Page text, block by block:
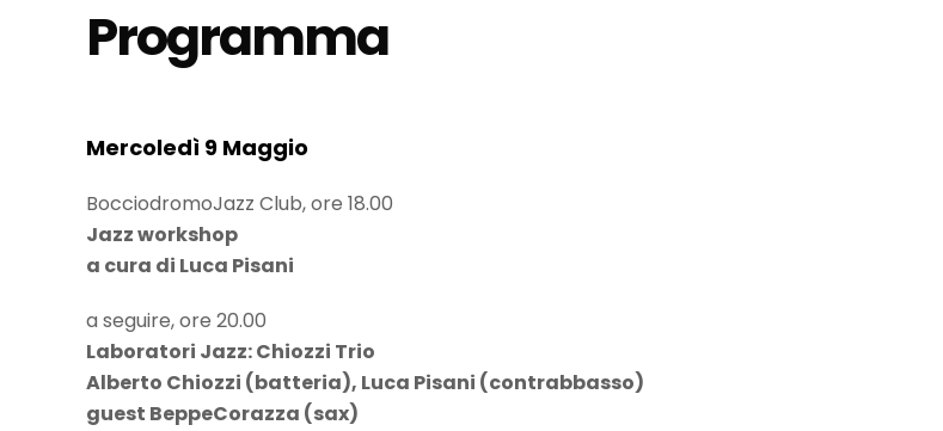
Programma
Mercoledì 9 Maggio
BocciodromoJazz Club, ore 18.00
Jazz workshop
a cura di Luca Pisani
a seguire, ore 20.00
Laboratori Jazz: Chiozzi Trio
Alberto Chiozzi (batteria), Luca Pisani (contrabbasso)
guest BeppeCorazza (sax)